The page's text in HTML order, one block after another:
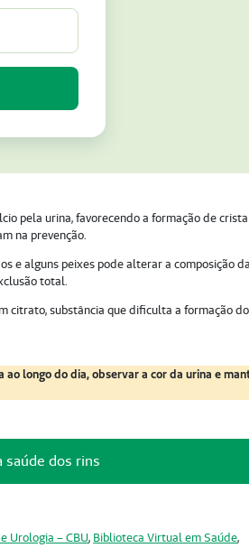
pela urina, favorecendo a formação de
na prevenção.
e alguns peixes pode alterar a composição da
total.
citrato, substância que dificulta a formação
ao longo do dia, observar a cor da urina e
dos rins
Urologia – CBU, Biblioteca Virtual em Saúde,